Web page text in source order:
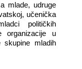
mlade, udruge
učenička
političkih
organizacije u
skupine mladih